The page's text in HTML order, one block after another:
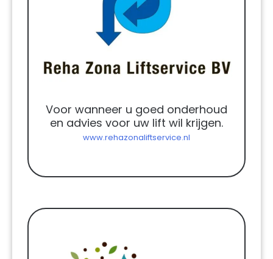
Voor wanneer u goed onderhoud
en advies voor uw lift wil krijgen.
www.rehazonaliftservice.nl